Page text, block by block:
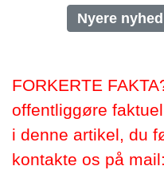
Nyere nyhed
FORKERTE
offentliggøre
i denne artikel, du
kontakte os på